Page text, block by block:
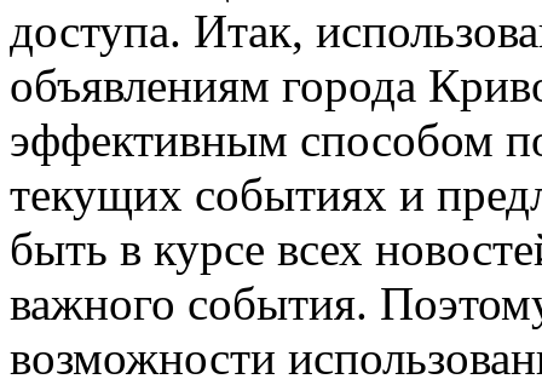
доступа. Итак,
объявлениям города
эффективным способом
текущих событиях и
быть в курсе всех
важного события.
возможности